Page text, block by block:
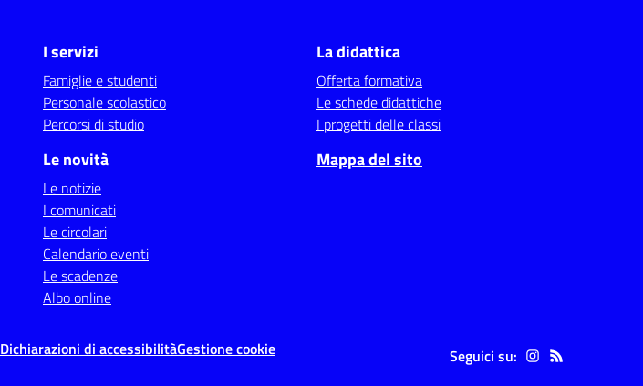
I servizi
Famiglie e studenti
Personale scolastico
Percorsi di studio
Le novità
Le notizie
I comunicati
Le circolari
Calendario eventi
Le scadenze
Albo online
La didattica
Offerta formativa
Le schede didattiche
I progetti delle classi
Mappa del sito
Dichiarazioni di accessibilitàGestione cookie Seguici su: